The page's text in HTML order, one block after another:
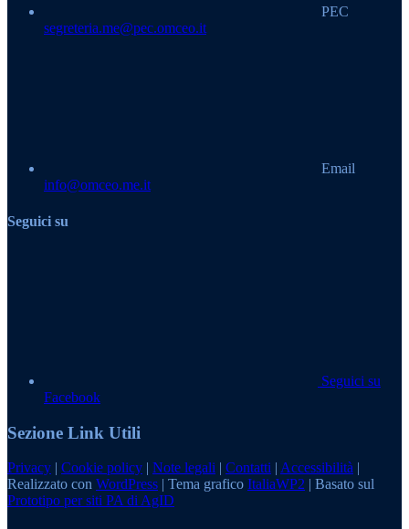
PEC
segreteria.me@pec.omceo.it
Email
info@omceo.me.it
Seguici su
Seguici su
Facebook
Sezione Link Utili
Privacy | Cookie policy | Note legali | Contatti | Accessibilità |
Realizzato con WordPress | Tema grafico ItaliaWP2 | Basato sul
Prototipo per siti PA di AgID